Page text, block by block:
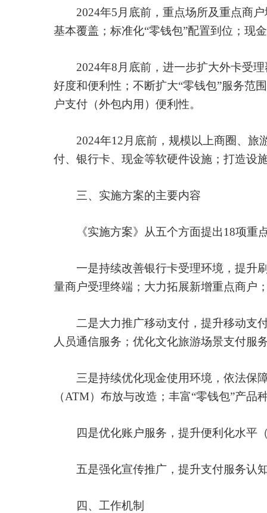
2024年5月底前，重点场所及重点商户
基本覆盖；标准化“零钱包”配置到位；现
2024年8月底前，进一步扩大外卡受理
好度和便利性；不断扩大“零钱包”服务范
户支付（外包内用）便利性。
2024年12月底前，规模以上商圈、旅
付、银行卡、现金等软硬件设施；打造设
三、实施方案的主要内容
《实施方案》从五个方面提出18项重
一是持续改善银行卡受理环境，提升刷
量商户受理终端；大力拓展新增重点商户
二是大力推广移动支付，提升移动支付
人员通信服务；优化文化旅游场景支付服
三是持续优化现金使用环境，依法保障
（ATM）布放与改造；丰富“零钱包”产
四是优化账户服务，提升便利化水平（
五是强化宣传推广，提升支付服务认知
四、工作机制